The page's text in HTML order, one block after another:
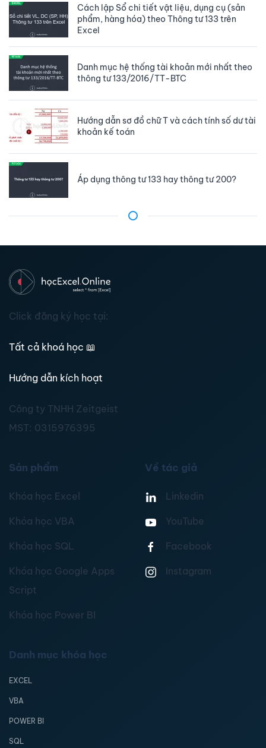
Cách lập Sổ chi tiết vật liệu, dụng cụ (sản
phẩm, hàng hóa) theo Thông tư 133 trên
Excel
Danh mục hệ thống tài khoản mới nhất theo
thông tư 133/2016/TT-BTC
Hướng dẫn sơ đồ chữ T và cách tính số dư tài
khoản kế toán
Áp dụng thông tư 133 hay thông tư 200?
Click đăng ký học tại:
Tất cả khoá học 📖
Hướng dẫn kích hoạt
Công ty TNHH Zeitgeist
MST: 0315976395
Sản phẩm
Khóa học Excel
Khóa học VBA
Khóa học SQL
Khóa học Google Apps
Script
Khóa học Power BI
Về tác giả
Linkedin
YouTube
Facebook
Instagram
Danh mục khóa học
EXCEL
VBA
POWER BI
SQL